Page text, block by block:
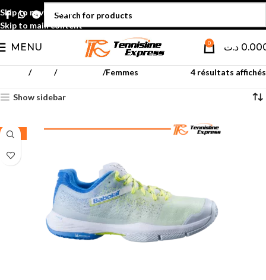
Skip to navigation
Skip to main content
MENU 0 د.ت
Padel Chaussures Femmes 4 résultats affichés
Show sidebar
-30%